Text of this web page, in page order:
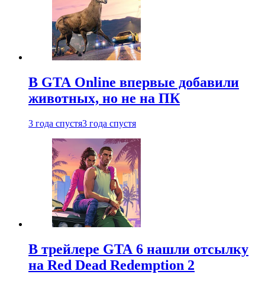
В GTA Online впервые добавили
животных, но не на ПК
3 года спустя3 года спустя
В трейлере GTA 6 нашли отсылку
на Red Dead Redemption 2